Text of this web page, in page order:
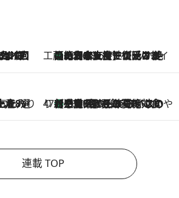
ム 工藤まやのおもてなしハワイ
2026.8.6
【ハワイ土産】ローカルの絶大な支持で復活！ 絶品の幻クッキー《元ファンの日本人女性が受け継いだ名店》
イ」で必須のお土産8選 47都道府県の手みやげ ひんやりスイーツで夏を満喫
2026.8.6
【三重県】この夏絶対食べたい 冷やしておいしいおやつ3選 お餅×アイスの新感覚スイーツ
連載 TOP